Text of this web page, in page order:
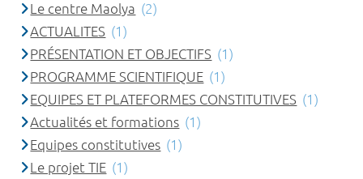
Le centre Maolya (2)
ACTUALITES (1)
PRÉSENTATION ET OBJECTIFS (1)
PROGRAMME SCIENTIFIQUE (1)
EQUIPES ET PLATEFORMES CONSTITUTIVES (1)
Actualités et formations (1)
Equipes constitutives (1)
Le projet TIE (1)